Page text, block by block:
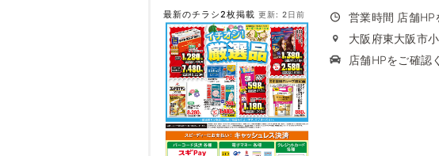
最新のチラシ2枚掲載 更新: 2日前
営業時間 店舗
大阪府東大阪市
店舗HPをご確認